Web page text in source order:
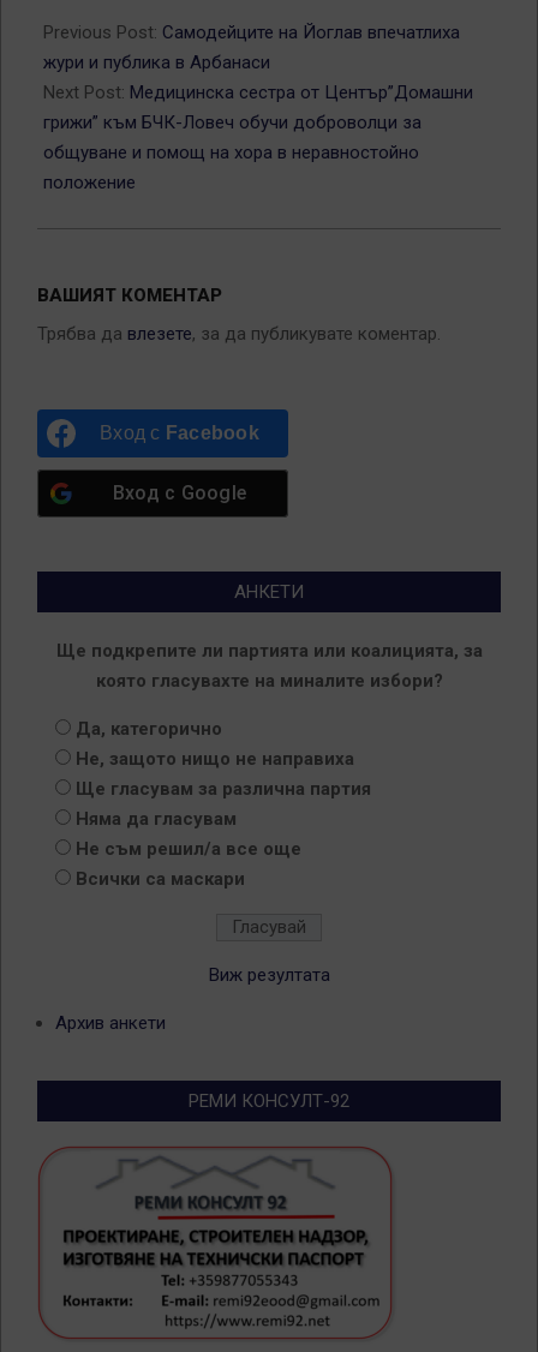
06-
11
Previous Post: Самодейците на Йоглав впечатлиха
жури и публика в Арбанаси
Next Post: Медицинска сестра от Център”Домашни
грижи” към БЧК-Ловеч обучи доброволци за
общуване и помощ на хора в неравностойно
положение
ВАШИЯТ КОМЕНТАР
Трябва да влезете, за да публикувате коментар.
Вход с Facebook
Вход с Google
АНКЕТИ
Ще подкрепите ли партията или коалицията, за
която гласувахте на миналите избори?
Да, категорично
Не, защото нищо не направиха
Ще гласувам за различна партия
Няма да гласувам
Не съм решил/а все още
Всички са маскари
Виж резултата
Архив анкети
РЕМИ КОНСУЛТ-92